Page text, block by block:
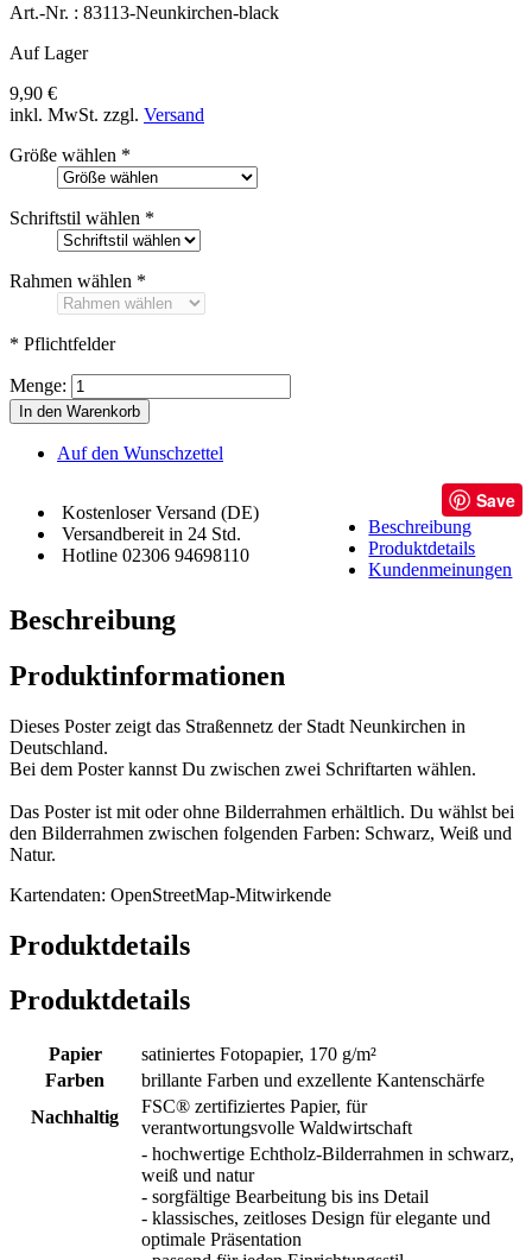
Art.-Nr. : 83113-Neunkirchen-black
Auf Lager
9,90 €
inkl. MwSt. zzgl. Versand
Größe wählen *
Schriftstil wählen *
Rahmen wählen *
* Pflichtfelder
Menge:
In den Warenkorb
Auf den Wunschzettel
Kostenloser Versand (DE)
Versandbereit in 24 Std.
Hotline 02306 94698110
Save
Beschreibung
Produktdetails
Kundenmeinungen
Beschreibung
Produktinformationen
Dieses Poster zeigt das Straßennetz der Stadt Neunkirchen in
Deutschland.
Bei dem Poster kannst Du zwischen zwei Schriftarten wählen.
Das Poster ist mit oder ohne Bilderrahmen erhältlich. Du wählst bei
den Bilderrahmen zwischen folgenden Farben: Schwarz, Weiß und
Natur.
Kartendaten: OpenStreetMap-Mitwirkende
Produktdetails
Produktdetails
Papier
satiniertes Fotopapier, 170 g/m²
Farben
brillante Farben und exzellente Kantenschärfe
Nachhaltig
FSC® zertifiziertes Papier, für
verantwortungsvolle Waldwirtschaft
- hochwertige Echtholz-Bilderrahmen in schwarz,
weiß und natur
- sorgfältige Bearbeitung bis ins Detail
- klassisches, zeitloses Design für elegante und
optimale Präsentation